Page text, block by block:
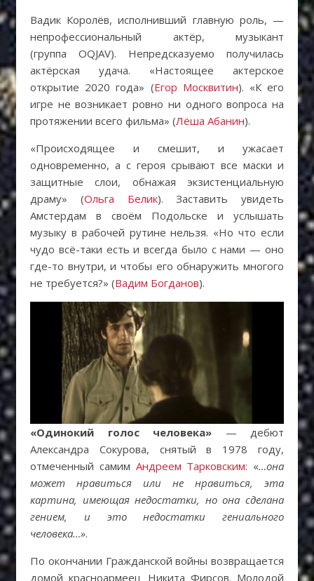
Вадик Королёв, исполнивший главную роль, —
непрофессиональный актёр, музыкант
(группа OQJAV). Непредсказуемо получилась
актёрская удача. «Настоящее актерское
открытие 2020 года» (Егор Москвитин). «К его
игре не возникает ровно ни одного вопроса на
протяжении всего фильма» (Лёша Абанин).
«Происходящее и смешит, и ужасает
одновременно, а с героя срывают все маски и
защитные слои, обнажая экзистенциальную
драму» (Ольга Белик). Заставить увидеть
Амстердам в своём Подольске и услышать
музыку в рабочей рутине нельзя. «Но что если
чудо всё-таки есть и всегда было с нами — оно
где-то внутри, и чтобы его обнаружить многого
не требуется?» (Вадим Богданов).
«Одинокий голос человека» — дебют
Александра Сокурова, снятый в 1978 году,
отмеченный самим Андреем Тарковским: «…она
может нравиться или не нравиться, эта
картина, имеющая недостатки, но она сделана
гением, и это недостатки гениального
человека…».
По окончании Гражданской войны возвращается
домой красноармеец Никита Фирсов. Молодой